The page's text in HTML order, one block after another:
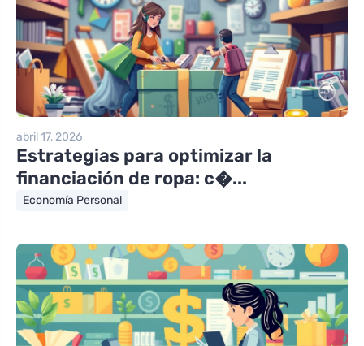
abril 17, 2026
Estrategias para optimizar la
financiación de ropa: c�...
Economía Personal